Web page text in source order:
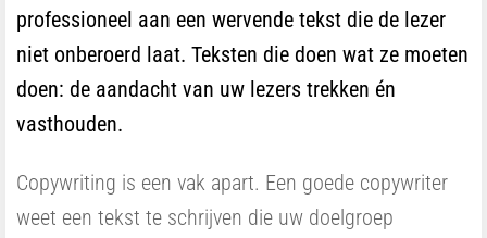
professioneel aan een wervende tekst die de lezer
niet onberoerd laat. Teksten die doen wat ze moeten
doen: de aandacht van uw lezers trekken én
vasthouden.
Copywriting is een vak apart. Een goede copywriter
weet een tekst te schrijven die uw doelgroep